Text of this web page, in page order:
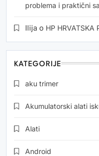
problema i praktični
Ilija o HP HRVATSKA
KATEGORIJE
aku trimer
Akumulatorski alati
Alati
Android